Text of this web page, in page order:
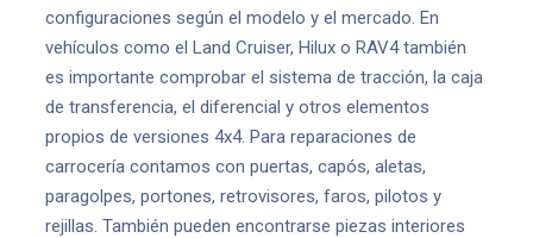
configuraciones según el modelo y el mercado. En
vehículos como el Land Cruiser, Hilux o RAV4 también
es importante comprobar el sistema de tracción, la caja
de transferencia, el diferencial y otros elementos
propios de versiones 4x4. Para reparaciones de
carrocería contamos con puertas, capós, aletas,
paragolpes, portones, retrovisores, faros, pilotos y
rejillas. También pueden encontrarse piezas interiores